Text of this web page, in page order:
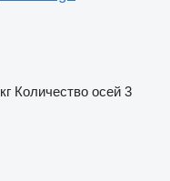
Количество осей 3